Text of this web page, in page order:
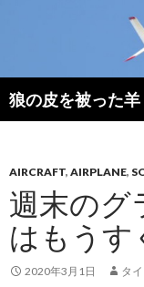
狼の皮を被った羊
検
索
ン
ツ
へ
移
動
AIRCRAFT, AIRPLANE,
週末のグ
はもうす
2020年3月1日 タ